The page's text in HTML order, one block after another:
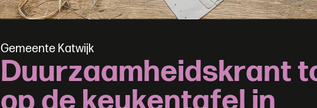
Gemeente Katwijk
Duurzaamheidskrantt